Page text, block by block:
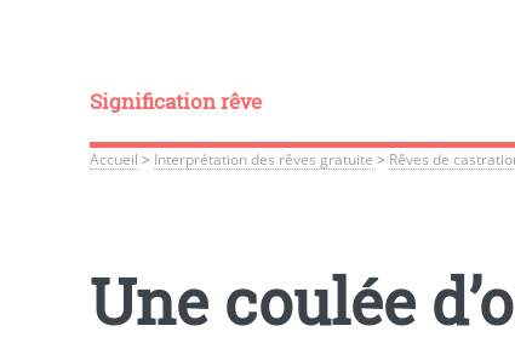
Signification rêve
Accueil > Interprétation des rêves gratuite > Rêves de
Une coulée